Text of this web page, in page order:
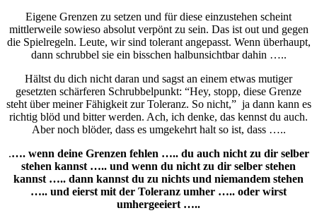
Eigene Grenzen zu setzen und für diese einzustehen scheint
mittlerweile sowieso absolut verpönt zu sein. Das ist out und gegen
die Spielregeln. Leute, wir sind tolerant angepasst. Wenn überhaupt,
dann schrubbel sie ein bisschen halbunsichtbar dahin …..
Hältst du dich nicht daran und sagst an einem etwas mutiger
gesetzten schärferen Schrubbelpunkt: “Hey, stopp, diese Grenze
steht über meiner Fähigkeit zur Toleranz. So nicht,” ja dann kann es
richtig blöd und bitter werden. Ach, ich denke, das kennst du auch.
Aber noch blöder, dass es umgekehrt halt so ist, dass …..
.…. wenn deine Grenzen fehlen ….. du auch nicht zu dir selber
stehen kannst ….. und wenn du nicht zu dir selber stehen
kannst ….. dann kannst du zu nichts und niemandem stehen
….. und eierst mit der Toleranz umher ….. oder wirst
umhergeeiert …..